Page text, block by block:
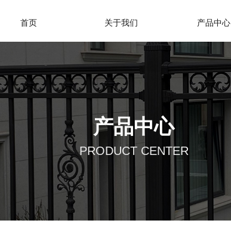
首页 关于我们 产品中心
产品中心
PRODUCT CENTER